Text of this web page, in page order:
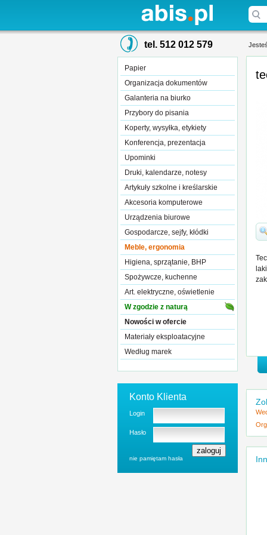
tel. 512 012 579
Papier
Organizacja dokumentów
Galanteria na biurko
Przybory do pisania
Koperty, wysyłka, etykiety
Konferencja, prezentacja
Upominki
Druki, kalendarze, notesy
Artykuły szkolne i kreślarskie
Akcesoria komputerowe
Urządzenia biurowe
Gospodarcze, sejfy, kłódki
Meble, ergonomia
Higiena, sprzątanie, BHP
Spożywcze, kuchenne
Art. elektryczne, oświetlenie
W zgodzie z naturą
Nowości w ofercie
Materiały eksploatacyjne
Według marek
Konto Klienta
Login
Hasło
nie pamiętam hasła